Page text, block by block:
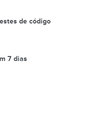
de código
7 dias